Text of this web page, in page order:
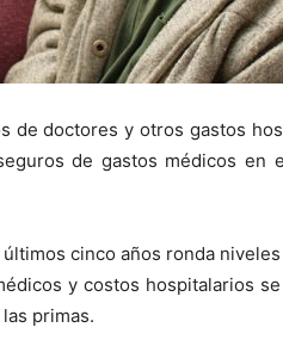
de doctores y otros gastos
de gastos médicos en
cinco años ronda
y costos hospitalarios
primas.